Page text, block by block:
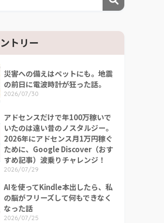
トリー
災害への備えはペットにも。地震
の前日に電波時計が狂った話。
2026/07/30
アドセンスだけで年100万稼いで
いたのは遠い昔のノスタルジー。
2026年にアドセンス月1万円稼ぐ
ために、Google Discover（おす
すめ記事）波乗りチャレンジ！
2026/07/29
AIを使ってKindle本出したら、私
の脳がフリーズして何もできなく
なった話
2026/07/25